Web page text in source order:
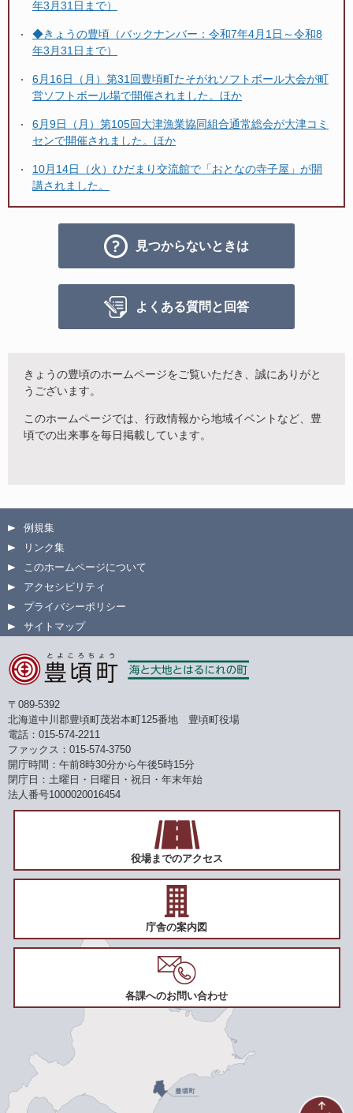
年3月31日まで）
◆きょうの豊頃（バックナンバー：令和7年4月1日～令和8
年3月31日まで）
6月16日（月）第31回豊頃町たそがれソフトボール大会が町
営ソフトボール場で開催されました。ほか
6月9日（月）第105回大津漁業協同組合通常総会が大津コミ
センで開催されました。ほか
10月14日（火）ひだまり交流館で「おとなの寺子屋」が開
講されました。
見つからないときは
よくある質問と回答
きょうの豊頃のホームページをご覧いただき、誠にありがと
うございます。
このホームページでは、行政情報から地域イベントなど、豊
頃での出来事を毎日掲載しています。
例規集
リンク集
このホームページについて
アクセシビリティ
プライバシーポリシー
サイトマップ
〒089-5392
北海道中川郡豊頃町茂岩本町125番地 豊頃町役場
電話：015-574-2211
ファックス：015-574-3750
開庁時間：午前8時30分から午後5時15分
閉庁日：土曜日・日曜日・祝日・年末年始
法人番号1000020016454
役場までのアクセス
庁舎の案内図
各課へのお問い合わせ